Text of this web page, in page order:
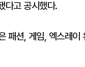
다고 공시했다.
패션, 게임, 엑스레이